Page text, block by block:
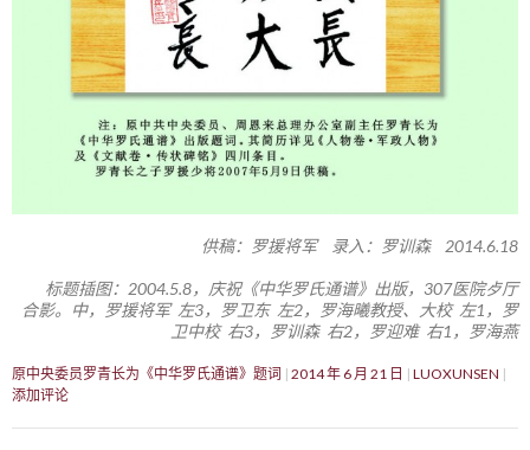
供稿：罗援将军 录入：罗训森 2014.6.18
标题插图：2004.5.8，庆祝《中华罗氏通谱》出版，307医院歺厅
合影。中，罗援将军 左3，罗卫东 左2，罗海曦教授、大校 左1，罗
卫中校 右3，罗训森 右2，罗迎难 右1，罗海燕
原中央委员罗青长为《中华罗氏通谱》题词 2014 年 6 月 21 日
LUOXUNSEN
添加评论